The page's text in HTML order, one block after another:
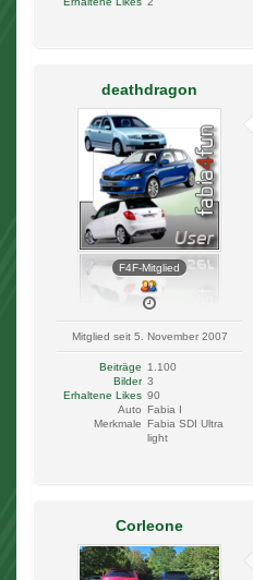
deathdragon
F4F-Mitglied
Mitglied seit 5. November 2007
Beiträge
1.100
Bilder 3
Erhaltene Likes 90
Auto Fabia I
Merkmale Fabia SDI Ultra
light
Corleone